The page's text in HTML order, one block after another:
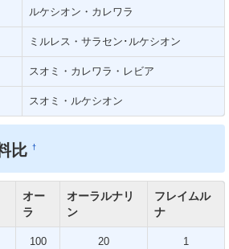
ルケシオン・カレワラ
ミルレス・サラセン･ルケシオン
スオミ・カレワラ・レビア
スオミ・ルケシオン
比†
オー
ラ
オーラルナリ
ン
フレイムル
ナ
100 20 1